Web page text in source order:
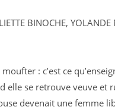
BINOCHE,
: c’est ce
elle se retrouve veuve
devenait une femme